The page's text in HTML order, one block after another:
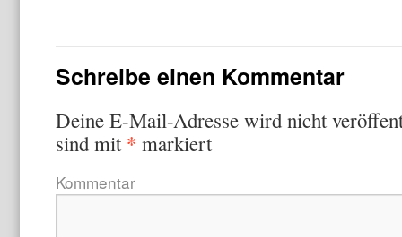
Schreibe einen Kommentar
Deine E-Mail-Adresse wird nicht
sind mit * markiert
Kommentar